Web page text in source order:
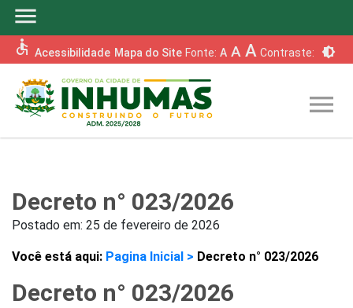
menu
accessible Acessibilidade Mapa do Site Fonte: A A A Contraste: brightness_6
menu
Decreto n° 023/2026
Postado em: 25 de fevereiro de 2026
Você está aqui: Pagina Inicial > Decreto n° 023/2026
Decreto n° 023/2026